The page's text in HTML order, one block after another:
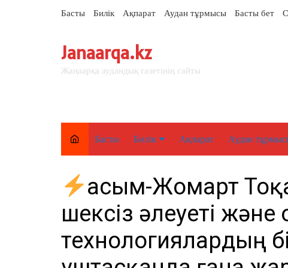
Басты Билік Ақпарат Аудан тұрмысы Басты бет
Janaarqa.kz
Жаңаарқа аудандық газетінің сайты
Басты Билік
Аймақ
Аудан
Ақпарат Аудан
Қасым-Жомарт
шексіз әлеуеті және
технологиялардың